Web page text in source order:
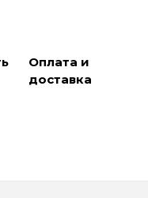
Оплата и
доставка